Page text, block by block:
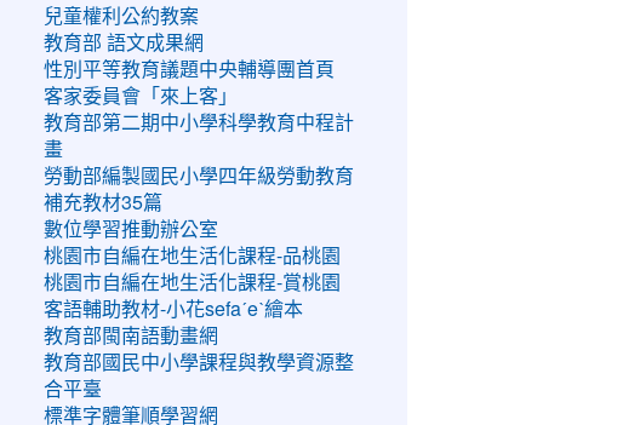
兒童權利公約教案
教育部 語文成果網
性別平等教育議題中央輔導團首頁
客家委員會「來上客」
教育部第二期中小學科學教育中程計
畫
勞動部編製國民小學四年級勞動教育
補充教材35篇
數位學習推動辦公室
桃園市自編在地生活化課程-品桃園
桃園市自編在地生活化課程-賞桃園
客語輔助教材-小花sefaˊeˋ繪本
教育部閩南語動畫網
教育部國民中小學課程與教學資源整
合平臺
標準字體筆順學習網